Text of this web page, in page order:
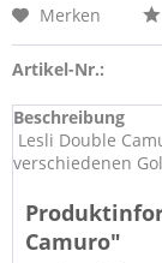
Merken
Artikel-Nr.:
Beschreibung
Lesli Double
verschiedenen
Camuro"